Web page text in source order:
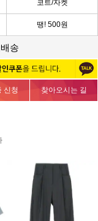
코트/자켓
땡! 500원
송
신청 찾아오시는 길